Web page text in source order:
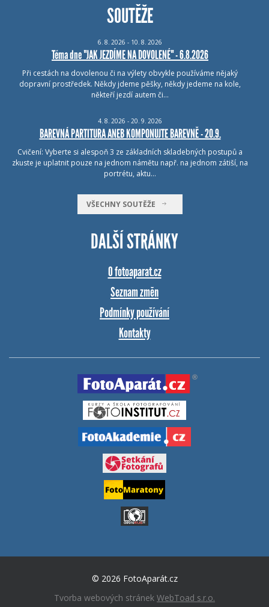
SOUTĚŽE
6. 8. 2026 - 10. 8. 2026
Téma dne "JAK JEZDÍME NA DOVOLENÉ" - 6.8.2026
Při cestách na dovolenou či na výlety obvykle používáme nějaký
dopravní prostředek. Někdy jdeme pěšky, někdy jedeme na kole,
někteří jezdí autem či…
4. 8. 2026 - 20. 9. 2026
BAREVNÁ PARTITURA ANEB KOMPONUJTE BAREVNĚ - 20.9.
Cvičení: Vyberte si alespoň 3 ze základních skladebných postupů a
zkuste je uplatnit pouze na jednom námětu např. na jednom zátiší, na
portrétu, aktu…
VŠECHNY SOUTĚŽE
DALŠÍ STRÁNKY
O fotoaparat.cz
Seznam změn
Podmínky používání
Kontakty
© 2026 FotoAparát.cz
Tvorba webových stránek WebToad s.r.o.